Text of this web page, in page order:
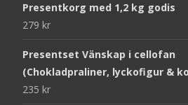
Presentkorg med 1,2 kg godis
279 kr
Presentset Vänskap i cellofan
(Chokladpraliner, lyckofigur &
235 kr